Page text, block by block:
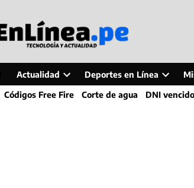
Actualidad
Open
dropdown
Deportes en Línea
Open
dropdown
Códigos Free Fire Corte de agua DNI vencido